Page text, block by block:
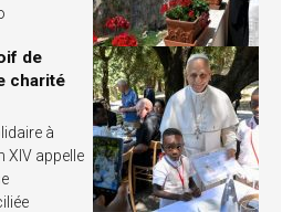
de
charité
à
XIV appelle